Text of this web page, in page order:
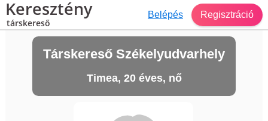
Keresztény
társkereső
Belépés Regisztráció
Társkereső Székelyudvarhely
Timea, 20 éves, nő